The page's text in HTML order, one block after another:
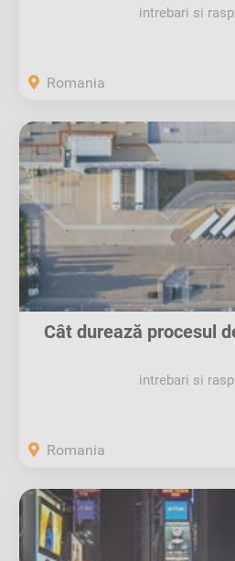
intrebari si
Romania
Cât durează procesul
intrebari si
Romania